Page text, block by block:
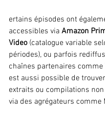
ertains épisodes ont
accessibles via Amazon
Video (catalogue variable
périodes), ou parfois
chaînes partenaires comme
est aussi possible de
extraits ou compilations
via des agrégateurs comme